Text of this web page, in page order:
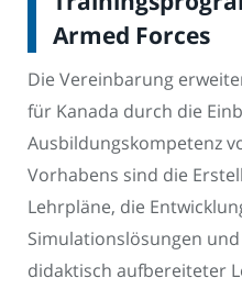
Armed Forces
Die Vereinbarung
für Kanada durch die
Ausbildungskompetenz
Vorhabens sind die
Lehrpläne, die
Simulationslösungen
didaktisch aufbereiteter